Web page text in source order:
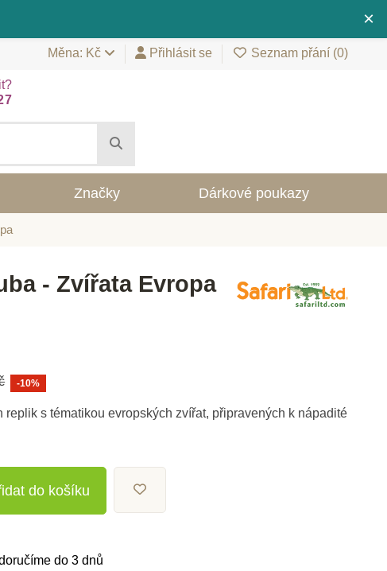
×
Měna: Kč Přihlásit se Seznam přání (0)
Značky Dárkové poukazy
- Zvířata Evropa
-10%
replik s tématikou evropských zvířat, připravených k nápadité
do košíku
do 3 dnů